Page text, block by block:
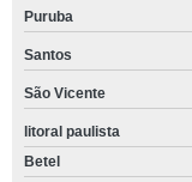
Puruba
Santos
São Vicente
litoral paulista
Betel